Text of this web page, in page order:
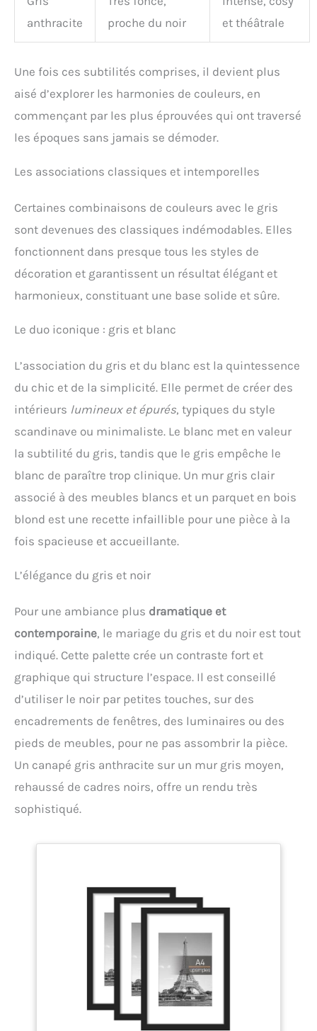
anthracite
proche du noir
et théâtrale
Une fois ces subtilités comprises, il devient plus
aisé d’explorer les harmonies de couleurs, en
commençant par les plus éprouvées qui ont traversé
les époques sans jamais se démoder.
Les associations classiques et intemporelles
Certaines combinaisons de couleurs avec le gris
sont devenues des classiques indémodables. Elles
fonctionnent dans presque tous les styles de
décoration et garantissent un résultat élégant et
harmonieux, constituant une base solide et sûre.
Le duo iconique : gris et blanc
L’association du gris et du blanc est la quintessence
du chic et de la simplicité. Elle permet de créer des
intérieurs lumineux et épurés, typiques du style
scandinave ou minimaliste. Le blanc met en valeur
la subtilité du gris, tandis que le gris empêche le
blanc de paraître trop clinique. Un mur gris clair
associé à des meubles blancs et un parquet en bois
blond est une recette infaillible pour une pièce à la
fois spacieuse et accueillante.
L’élégance du gris et noir
Pour une ambiance plus dramatique et
contemporaine, le mariage du gris et du noir est tout
indiqué. Cette palette crée un contraste fort et
graphique qui structure l’espace. Il est conseillé
d’utiliser le noir par petites touches, sur des
encadrements de fenêtres, des luminaires ou des
pieds de meubles, pour ne pas assombrir la pièce.
Un canapé gris anthracite sur un mur gris moyen,
rehaussé de cadres noirs, offre un rendu très
sophistiqué.